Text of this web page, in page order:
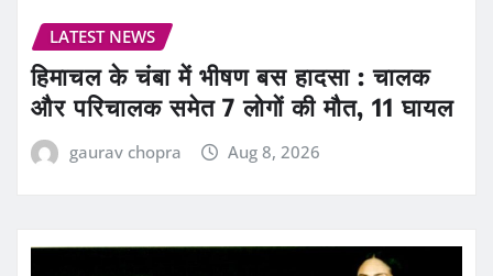
LATEST NEWS
हिमाचल के चंबा में भीषण बस हादसा : चालक
और परिचालक समेत 7 लोगों की मौत, 11 घायल
gaurav chopra Aug 8, 2026